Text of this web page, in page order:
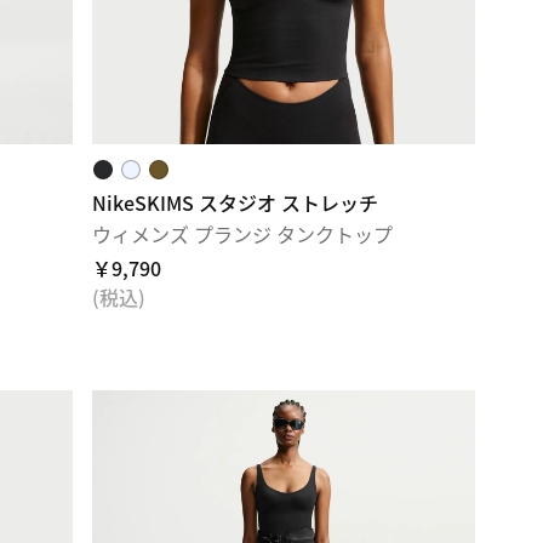
NikeSKIMS スタジオ ストレッチ
ウィメンズ プランジ タンクトップ
￥9,790
(税込)